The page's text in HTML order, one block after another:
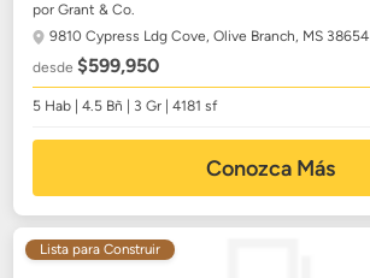
por Grant & Co.
9810 Cypress Ldg Cove,Olive Branch, MS 38654
desde$599,950
5 Hab | 4.5 Bñ | 3 Gr | 4181 sf
Conozca Más
Lista para Construir